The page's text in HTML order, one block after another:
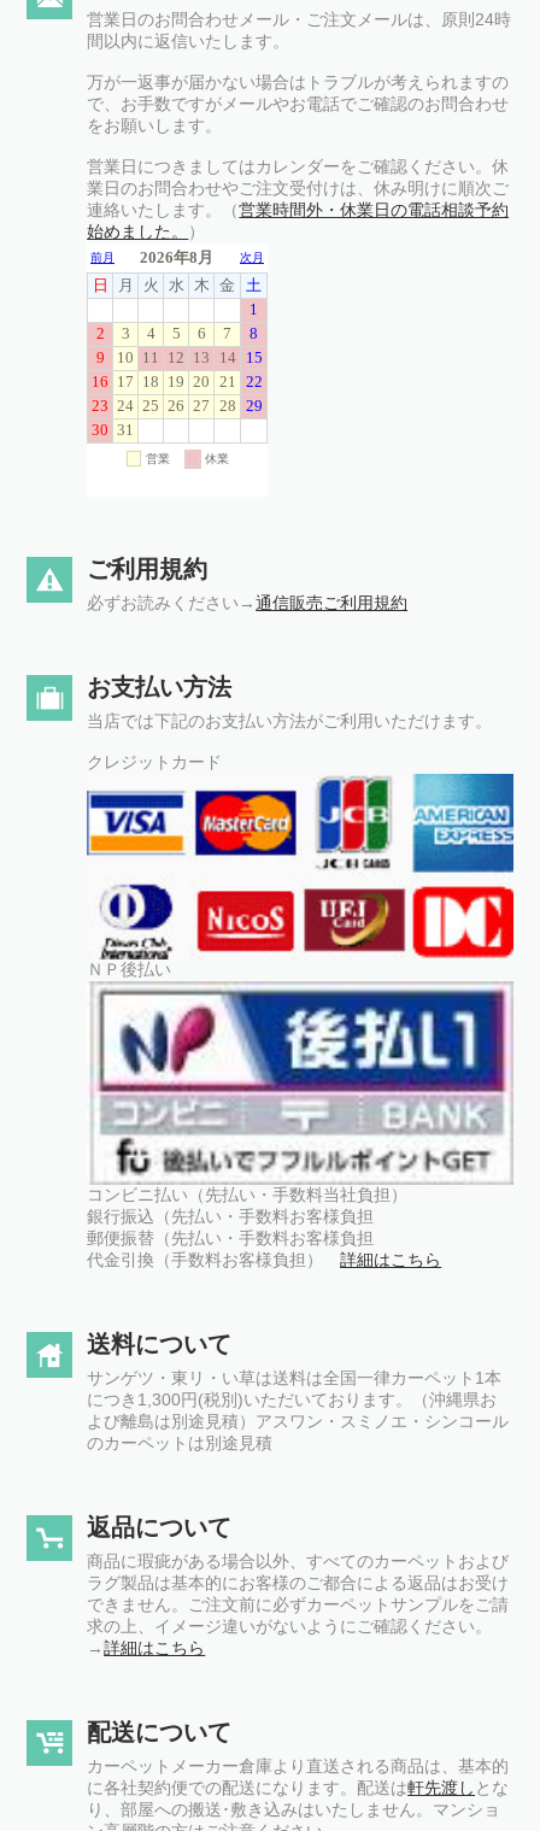
営業日のお問合わせメール・ご注文メールは、原則24時
間以内に返信いたします。
万が一返事が届かない場合はトラブルが考えられますの
で、お手数ですがメールやお電話でご確認のお問合わせ
をお願いします。
営業日につきましてはカレンダーをご確認ください。休
業日のお問合わせやご注文受付けは、休み明けに順次ご
連絡いたします。（営業時間外・休業日の電話相談予約
始めました。
）
ご利用規約
必ずお読みください→通信販売ご利用規約
お支払い方法
当店では下記のお支払い方法がご利用いただけます。
クレジットカード
ＮＰ後払い
コンビニ払い（先払い・手数料当社負担）
銀行振込（先払い・手数料お客様負担
郵便振替（先払い・手数料お客様負担
代金引換（手数料お客様負担）詳細はこちら
送料について
サンゲツ・東リ・い草は送料は全国一律カーペット1本
につき1,300円(税別)いただいております。（沖縄県お
よび離島は別途見積）アスワン・スミノエ・シンコール
のカーペットは別途見積
返品について
商品に瑕疵がある場合以外、すべてのカーペットおよび
ラグ製品は基本的にお客様のご都合による返品はお受け
できません。ご注文前に必ずカーペットサンプルをご請
求の上、イメージ違いがないようにご確認ください。
→詳細はこちら
配送について
カーペットメーカー倉庫より直送される商品は、基本的
に各社契約便での配送になります。配送は軒先渡し とな
り、部屋への搬送･敷き込みはいたしません。マンショ